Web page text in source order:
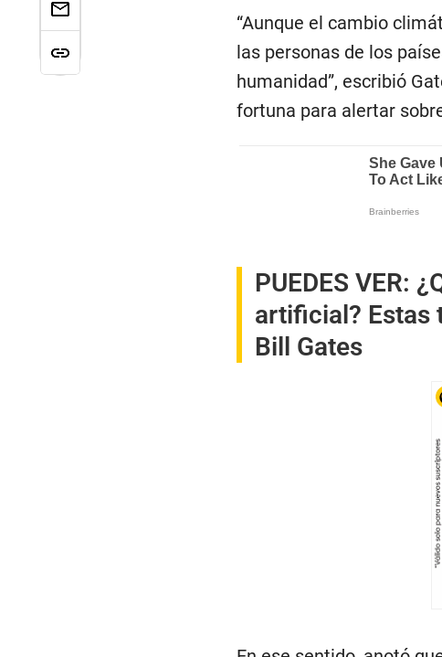
“Aunque el cambio
las personas de los
humanidad”, escribió
fortuna para alertar
PUEDES VER:
artificial? Estas
Bill Gates